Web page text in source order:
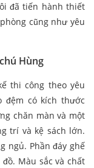
đã tiến hành thiết
cũng như yêu
Hùng
thi công theo yêu
đệm có kích thước
chăn màn và một
trí và kệ sách lớn.
ngủ. Phần đáy ghế
Màu sắc và chất